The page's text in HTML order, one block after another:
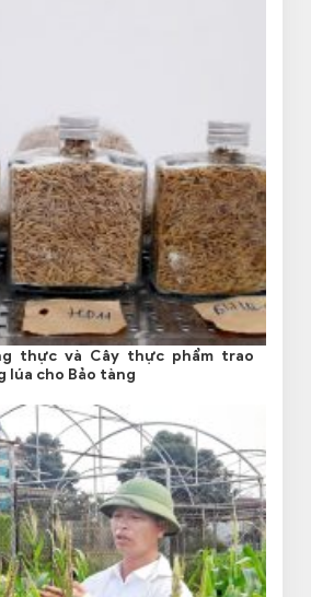
thực và Cây thực phẩm trao
lúa cho Bảo tàng